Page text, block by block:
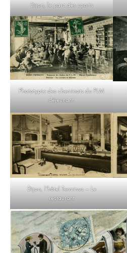
Dijon, le parc des sports
Phototypie des cheminots du PLM
déjeunant.
Dijon, l’hôtel Terminus – Le
restaurant